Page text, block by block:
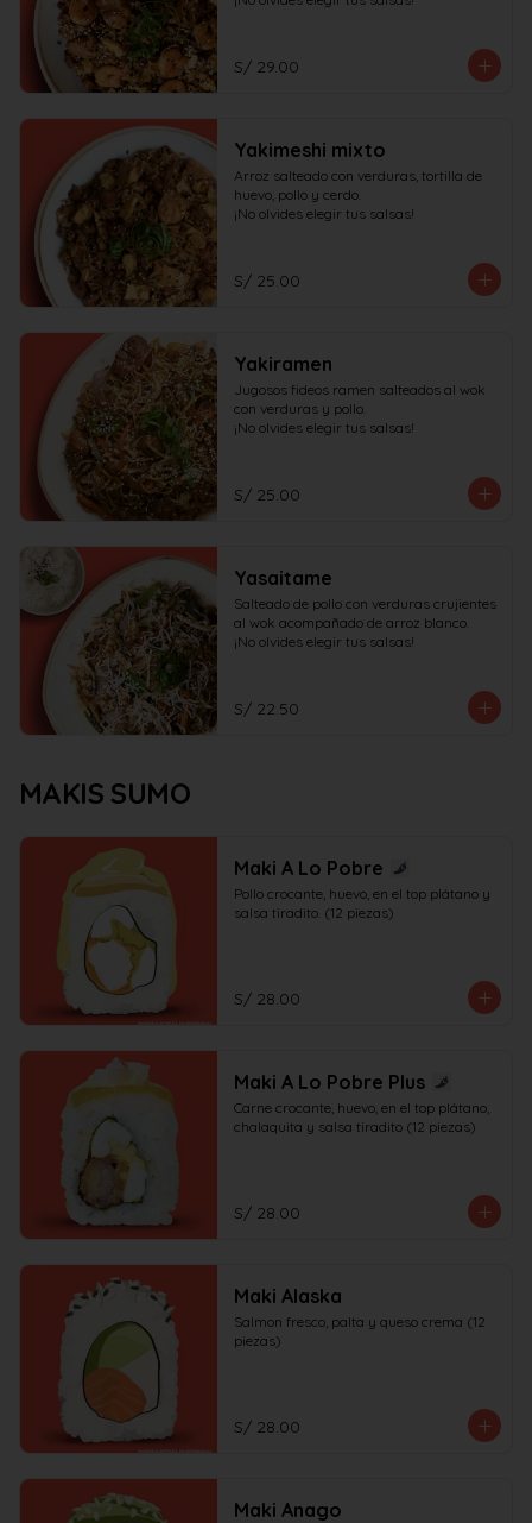
S/ 29.00
Yakimeshi mixto
Arroz salteado con verduras, tortilla de
huevo, pollo y cerdo.
¡No olvides elegir tus salsas!
S/ 25.00
Yakiramen
Jugosos fideos ramen salteados al wok
con verduras y pollo.
¡No olvides elegir tus salsas!
S/ 25.00
Yasaitame
Salteado de pollo con verduras crujientes
al wok acompañado de arroz blanco.
¡No olvides elegir tus salsas!
S/ 22.50
MAKIS SUMO
Maki A Lo Pobre
Pollo crocante, huevo, en el top plátano y
salsa tiradito. (12 piezas)
S/ 28.00
Maki A Lo Pobre Plus
Carne crocante, huevo, en el top plátano,
chalaquita y salsa tiradito (12 piezas)
S/ 28.00
Maki Alaska
Salmon fresco, palta y queso crema (12
piezas)
S/ 28.00
Maki Anago